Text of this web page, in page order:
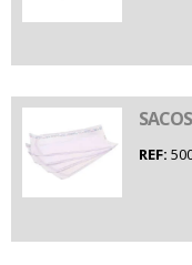
REF: